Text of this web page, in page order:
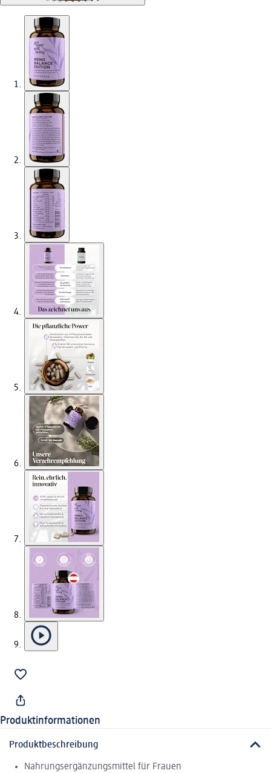
Produktinformationen
Produktbeschreibung
Nahrungsergänzungsmittel für Frauen